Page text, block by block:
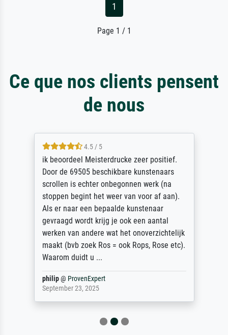
1
Page 1 / 1
Ce que nos clients pensent
de nous
4.5 / 5
ik beoordeel Meisterdrucke zeer positief.
Door de 69505 beschikbare kunstenaars
scrollen is echter onbegonnen werk (na
stoppen begint het weer van voor af aan).
Als er naar een bepaalde kunstenaar
gevraagd wordt krijg je ook een aantal
werken van andere wat het onoverzichtelijk
maakt (bvb zoek Ros = ook Rops, Rose etc).
Waarom duidt u ...
philip@ ProvenExpert
September 23, 2025